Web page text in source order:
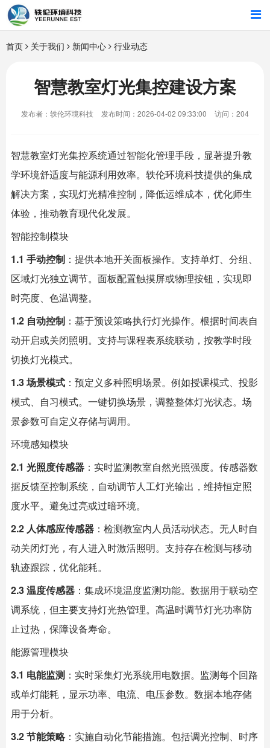
首页
行业解决方案
智能硬件
关于我们
首页 关于我们 新闻中心 行业动态
智慧教室灯光集控建设方案
发布者：轶伦环境科技 发布时间：2026-04-02 09:33:00 访问：204
智慧教室灯光集控系统通过智能化管理手段，显著提升教
学环境舒适度与能源利用效率。 轶伦环境科技提供的集成
解决方案，实现灯光精准控制，降低运维成本，优化师生
体验，推动教育现代化发展。
智能控制模块
1.1 手动控制 ：提供本地开关面板操作。支持单灯、分组、
区域灯光独立调节。面板配置触摸屏或物理按钮，实现即
时亮度、色温调整。
1.2 自动控制 ：基于预设策略执行灯光操作。根据时间表自
动开启或关闭照明。支持与课程表系统联动，按教学时段
切换灯光模式。
1.3 场景模式 ：预定义多种照明场景。例如授课模式、投影
模式、自习模式。一键切换场景，调整整体灯光状态。场
景参数可自定义存储与调用。
环境感知模块
2.1 光照度传感器 ：实时监测教室自然光照强度。传感器数
据反馈至控制系统，自动调节人工灯光输出，维持恒定照
度水平。避免过亮或过暗环境。
2.2 人体感应传感器 ：检测教室内人员活动状态。无人时自
动关闭灯光，有人进入时激活照明。支持存在检测与移动
轨迹跟踪，优化能耗。
2.3 温度传感器 ：集成环境温度监测功能。数据用于联动空
调系统，但主要支持灯光热管理。高温时调节灯光功率防
止过热，保障设备寿命。
能源管理模块
3.1 电能监测 ：实时采集灯光系统用电数据。监测每个回路
或单灯能耗，显示功率、电流、电压参数。数据本地存储
用于分析。
3.2 节能策略：实施自动化节能措施。包括调光控制、时序